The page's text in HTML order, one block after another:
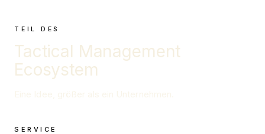
TEIL DES
Tactical Management
Ecosystem
SERVICE